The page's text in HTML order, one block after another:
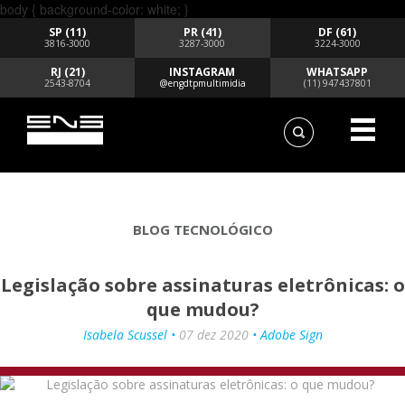
body { background-color: white; }
SP (11)
3816-3000
PR (41)
3287-3000
DF (61)
3224-3000
RJ (21)
2543-8704
INSTAGRAM
@engdtpmultimidia
WHATSAPP
(11) 947437801
BLOG TECNOLÓGICO
Legislação sobre assinaturas eletrônicas: o
que mudou?
Isabela Scussel • 07 dez 2020• Adobe Sign